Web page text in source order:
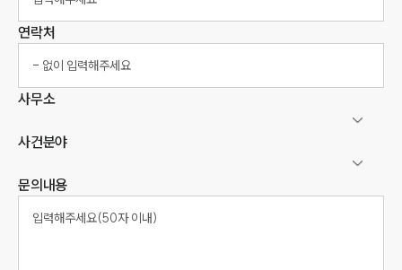
연락처
사무소
사건분야
문의내용